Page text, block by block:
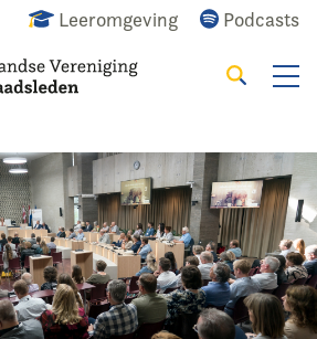
Leeromgeving Podcasts
Agenda Raadslid
Zoeken